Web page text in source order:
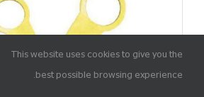
This website uses cookies to give you the
best possible browsing experience.